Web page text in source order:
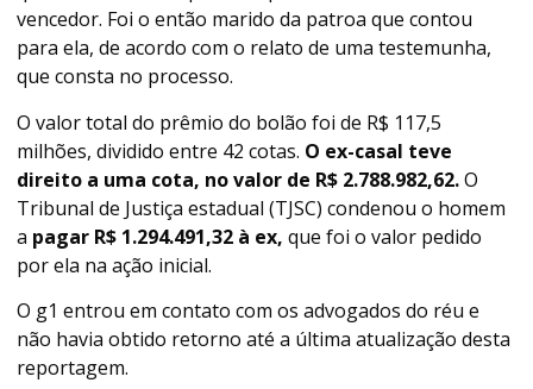
vencedor. Foi o então marido da patroa que contou
para ela, de acordo com o relato de uma testemunha,
que consta no processo.
O valor total do prêmio do bolão foi de R$ 117,5
milhões, dividido entre 42 cotas. O ex-casal teve
direito a uma cota, no valor de R$ 2.788.982,62. O
Tribunal de Justiça estadual (TJSC) condenou o homem
a pagar R$ 1.294.491,32 à ex, que foi o valor pedido
por ela na ação inicial.
O g1 entrou em contato com os advogados do réu e
não havia obtido retorno até a última atualização desta
reportagem.